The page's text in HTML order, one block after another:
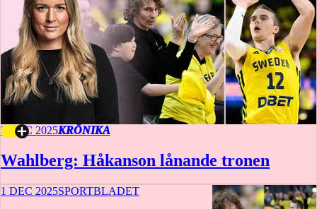
2 DEC 2025KRÖNIKA
Wahlberg: Håkanson lånande tronen
1 DEC 2025SPORTBLADET